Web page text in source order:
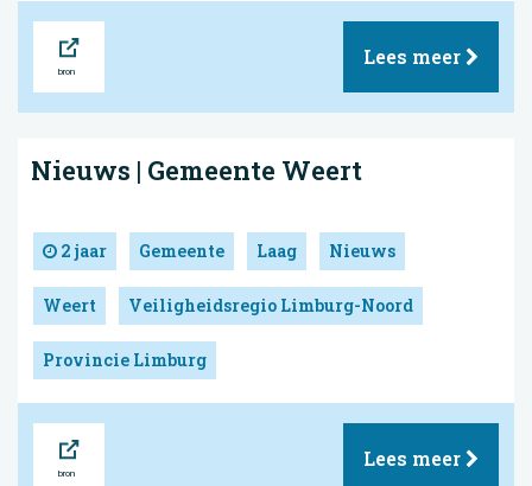
Lees meer
Nieuws | Gemeente Weert
2 jaar Gemeente Laag Nieuws
Weert Veiligheidsregio Limburg-Noord
Provincie Limburg
Lees meer